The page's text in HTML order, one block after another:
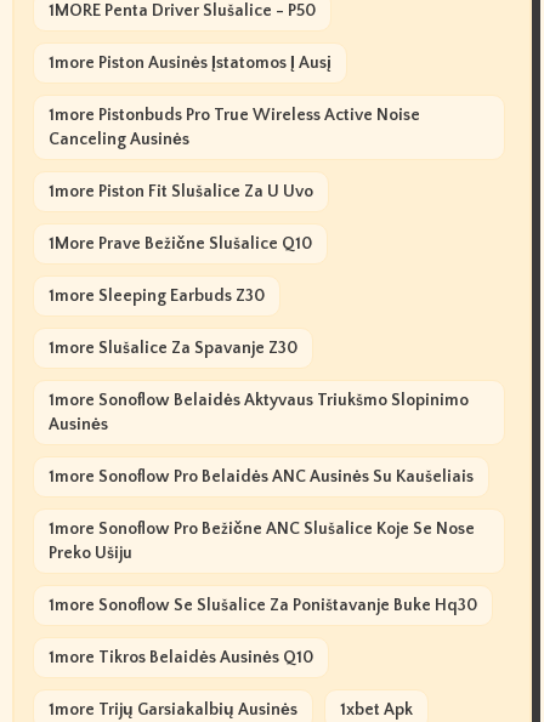
1MORE Penta Driver Slušalice - P50
1more Piston Ausinės Įstatomos Į Ausį
1more Pistonbuds Pro True Wireless Active Noise
Canceling Ausinės
1more Piston Fit Slušalice Za U Uvo
1More Prave Bežične Slušalice Q10
1more Sleeping Earbuds Z30
1more Slušalice Za Spavanje Z30
1more Sonoflow Belaidės Aktyvaus Triukšmo Slopinimo
Ausinės
1more Sonoflow Pro Belaidės ANC Ausinės Su Kaušeliais
1more Sonoflow Pro Bežične ANC Slušalice Koje Se Nose
Preko Ušiju
1more Sonoflow Se Slušalice Za Poništavanje Buke Hq30
1more Tikros Belaidės Ausinės Q10
1more Trijų Garsiakalbių Ausinės 1xbet Apk